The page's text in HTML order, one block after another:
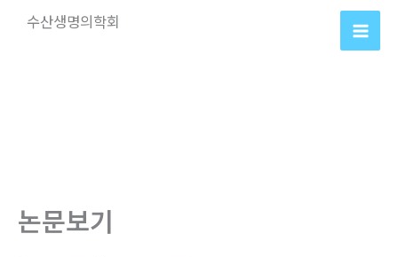
수산생명의학회
논문보기